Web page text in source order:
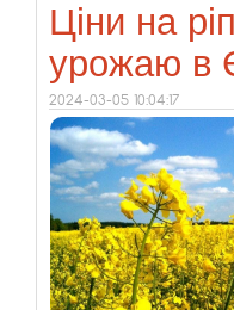
Ціни на
урожаю в
2024-03-05 10:04:17